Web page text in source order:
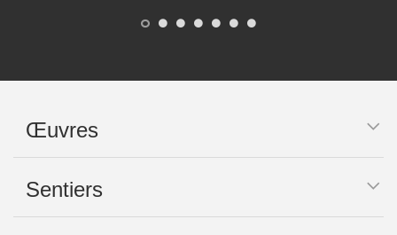
Œuvres
Sentiers